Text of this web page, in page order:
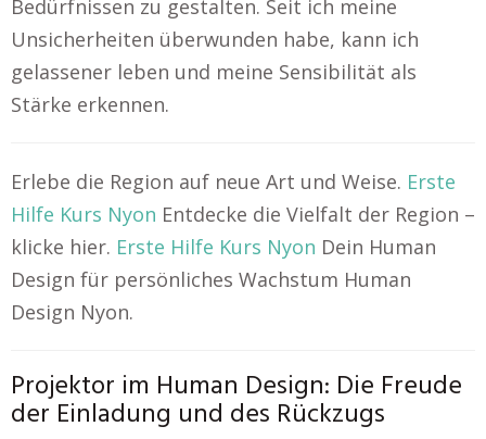
Bedürfnissen zu gestalten. Seit ich meine
Unsicherheiten überwunden habe, kann ich
gelassener leben und meine Sensibilität als
Stärke erkennen.
Erlebe die Region auf neue Art und Weise. Erste
Hilfe Kurs Nyon Entdecke die Vielfalt der Region –
klicke hier. Erste Hilfe Kurs Nyon Dein Human
Design für persönliches Wachstum Human
Design Nyon.
Projektor im Human Design: Die Freude
der Einladung und des Rückzugs